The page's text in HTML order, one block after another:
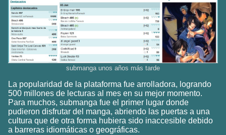
submanga unos años más tarde
La popularidad de la plataforma fue arrolladora, logrando
500 millones de lecturas al mes en su mejor momento.
Para muchos, submanga fue el primer lugar donde
pudieron disfrutar del manga, abriendo las puertas a una
cultura que de otra forma hubiera sido inaccesible debido
a barreras idiomáticas o geográficas.